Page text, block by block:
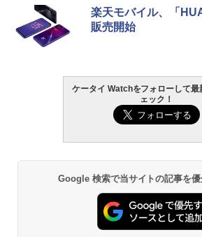
楽天モバイル、「
販売開始
ケータイ Watchをフォローして最
ェック！
Google 検索で当サイトの記事を